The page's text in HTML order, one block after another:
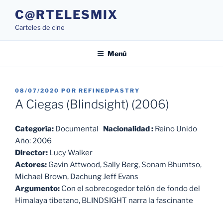
contenido
C@RTELESMIX
Carteles de cine
Menú
PUBLICADO
EL
08/07/2020 POR REFINEDPASTRY
A Ciegas (Blindsight) (2006)
Categoría: Documental Nacionalidad : Reino Unido
Año: 2006
Director: Lucy Walker
Actores: Gavin Attwood, Sally Berg, Sonam Bhumtso,
Michael Brown, Dachung Jeff Evans
Argumento: Con el sobrecogedor telón de fondo del
Himalaya tibetano, BLINDSIGHT narra la fascinante